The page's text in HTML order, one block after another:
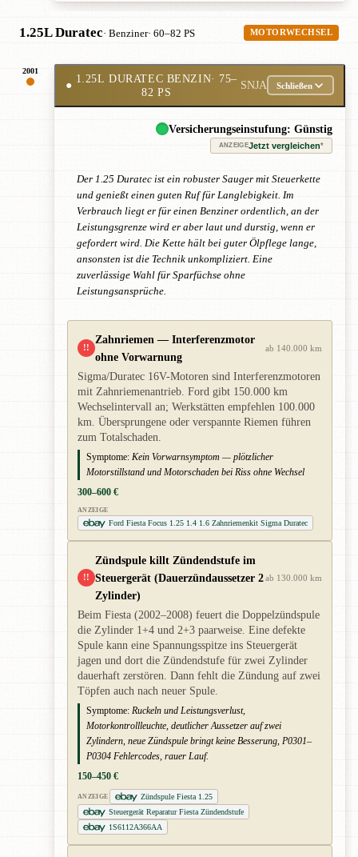
1.25L Duratec· Benziner· 60–82 PS MOTORWECHSEL
2001
●
1.25L DURATEC BENZIN· 75–
82 PS
SNJA Schließen
Versicherungseinstufung: Günstig
ANZEIGEJetzt vergleichen*
Der 1.25 Duratec ist ein robuster Sauger mit Steuerkette
und genießt einen guten Ruf für Langlebigkeit. Im
Verbrauch liegt er für einen Benziner ordentlich, an der
Leistungsgrenze wird er aber laut und durstig, wenn er
gefordert wird. Die Kette hält bei guter Ölpflege lange,
ansonsten ist die Technik unkompliziert. Eine
zuverlässige Wahl für Sparfüchse ohne
Leistungsansprüche.
!!
Zahnriemen — Interferenzmotor
ohne Vorwarnung
ab 140.000 km
Sigma/Duratec 16V-Motoren sind Interferenzmotoren
mit Zahnriemenantrieb. Ford gibt 150.000 km
Wechselintervall an; Werkstätten empfehlen 100.000
km. Übersprungene oder verspannte Riemen führen
zum Totalschaden.
Symptome: Kein Vorwarnsymptom — plötzlicher
Motorstillstand und Motorschaden bei Riss ohne Wechsel
300–600 €
ANZEIGE
Ford Fiesta Focus 1.25 1.4 1.6 Zahnriemenkit Sigma Duratec
!!
Zündspule killt Zündendstufe im
Steuergerät (Dauerzündaussetzer 2
Zylinder)
ab 130.000 km
Beim Fiesta (2002–2008) feuert die Doppelzündspule
die Zylinder 1+4 und 2+3 paarweise. Eine defekte
Spule kann eine Spannungsspitze ins Steuergerät
jagen und dort die Zündendstufe für zwei Zylinder
dauerhaft zerstören. Dann fehlt die Zündung auf zwei
Töpfen auch nach neuer Spule.
Symptome: Ruckeln und Leistungsverlust,
Motorkontrollleuchte, deutlicher Aussetzer auf zwei
Zylindern, neue Zündspule bringt keine Besserung, P0301–
P0304 Fehlercodes, rauer Lauf.
150–450 €
ANZEIGE
Zündspule Fiesta 1.25
Steuergerät Reparatur Fiesta Zündendstufe
1S6112A366AA